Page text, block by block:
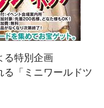
る特別企画
る「ミニワールドツ